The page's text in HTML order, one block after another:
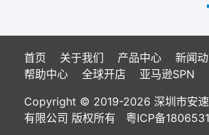
首页 关于我们 产品中心
新闻
帮助中心
全球开店
亚马逊SPN
Copyright © 2019-2026 深圳市安速
有限公司 版权所有 粤ICP备